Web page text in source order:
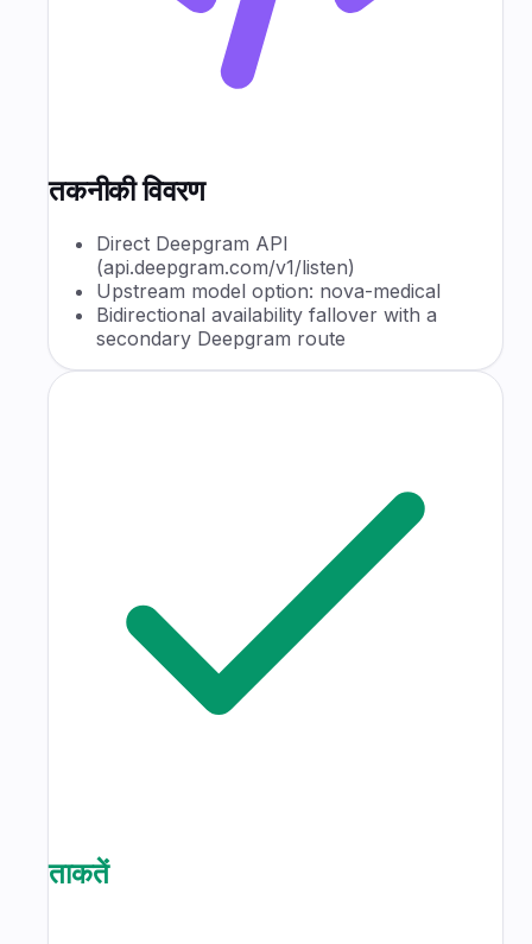
तकनीकी विवरण
Direct Deepgram API
(api.deepgram.com/v1/listen)
Upstream model option: nova-medical
Bidirectional availability fallover with a
secondary Deepgram route
ताकतें